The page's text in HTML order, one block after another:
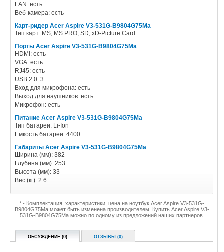
LAN: есть
Веб-камера: есть
Карт-ридер Acer Aspire V3-531G-B9804G75Ma
Тип карт: MS, MS PRO, SD, xD-Picture Card
Порты Acer Aspire V3-531G-B9804G75Ma
HDMI: есть
VGA: есть
RJ45: есть
USB 2.0: 3
Вход для микрофона: есть
Выход для наушников: есть
Микрофон: есть
Питание Acer Aspire V3-531G-B9804G75Ma
Тип батареи: Li-Ion
Емкость батареи: 4400
Габариты Acer Aspire V3-531G-B9804G75Ma
Ширина (мм): 382
Глубина (мм): 253
Высота (мм): 33
Вес (кг): 2.6
* - Комплектация, характеристики, цена на ноутбук Acer Aspire V3-531G-
B9804G75Ma может быть изменена производителем. Купить Acer Aspire V3-
531G-B9804G75Ma можно по одному из предложений наших партнеров.
ОБСУЖДЕНИЕ (0) ОТЗЫВЫ (0)